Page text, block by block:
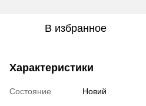
В избранное
Характеристики
Состояние Новий